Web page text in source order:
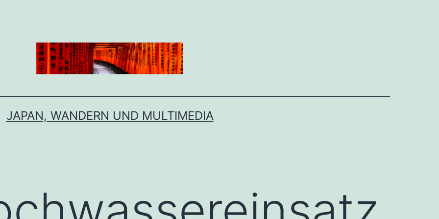
JAPAN, WANDERN UND MULTIMEDIA